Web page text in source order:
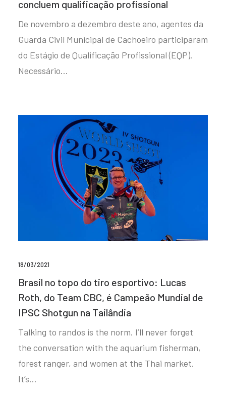
concluem qualificação profissional
De novembro a dezembro deste ano, agentes da
Guarda Civil Municipal de Cachoeiro participaram
do Estágio de Qualificação Profissional (EQP).
Necessário…
18/03/2021
Brasil no topo do tiro esportivo: Lucas
Roth, do Team CBC, é Campeão Mundial de
IPSC Shotgun na Tailândia
Talking to randos is the norm. I’ll never forget
the conversation with the aquarium fisherman,
forest ranger, and women at the Thai market.
It’s…